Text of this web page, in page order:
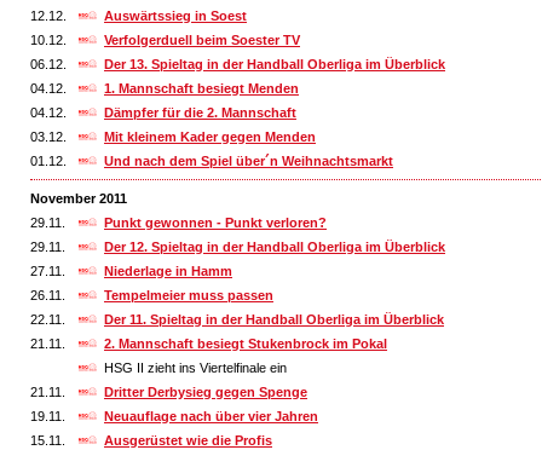
12.12.
Auswärtssieg in Soest
10.12.
Verfolgerduell beim Soester TV
06.12.
Der 13. Spieltag in der Handball Oberliga im Überblick
04.12.
1. Mannschaft besiegt Menden
04.12.
Dämpfer für die 2. Mannschaft
03.12.
Mit kleinem Kader gegen Menden
01.12.
Und nach dem Spiel über´n Weihnachtsmarkt
November 2011
29.11.
Punkt gewonnen - Punkt verloren?
29.11.
Der 12. Spieltag in der Handball Oberliga im Überblick
27.11.
Niederlage in Hamm
26.11.
Tempelmeier muss passen
22.11.
Der 11. Spieltag in der Handball Oberliga im Überblick
21.11.
2. Mannschaft besiegt Stukenbrock im Pokal
HSG II zieht ins Viertelfinale ein
21.11.
Dritter Derbysieg gegen Spenge
19.11.
Neuauflage nach über vier Jahren
15.11.
Ausgerüstet wie die Profis